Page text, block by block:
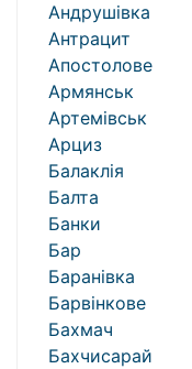
Андрушівка
Антрацит
Апостолове
Армянськ
Артемівськ
Арциз
Балаклія
Балта
Банки
Бар
Баранівка
Барвінкове
Бахмач
Бахчисарай